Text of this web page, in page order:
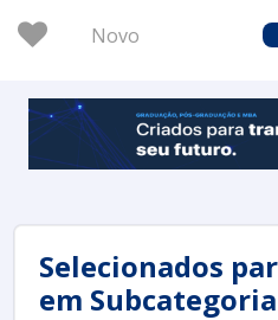
Novo
Selecionados
em Subcategoria